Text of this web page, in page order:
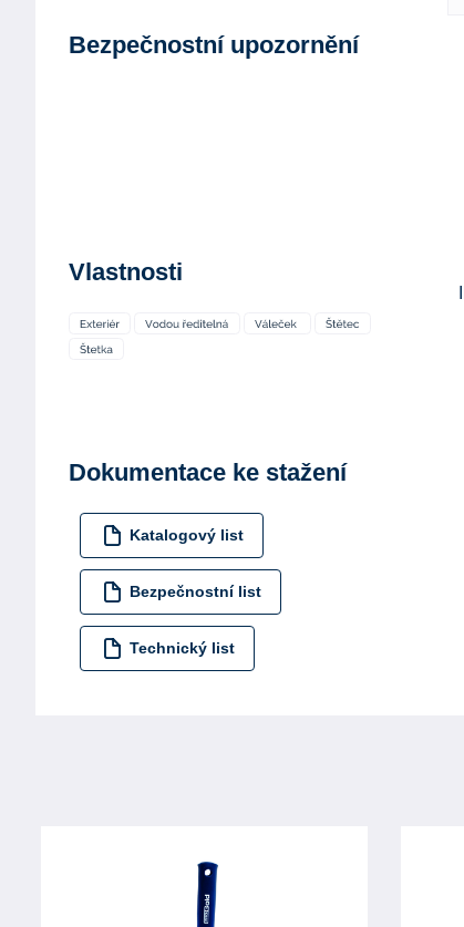
Bezpečnostní upozornění
Vlastnosti
Dokumentace ke stažení
Katalogový list
Bezpečnostní list
Technický list